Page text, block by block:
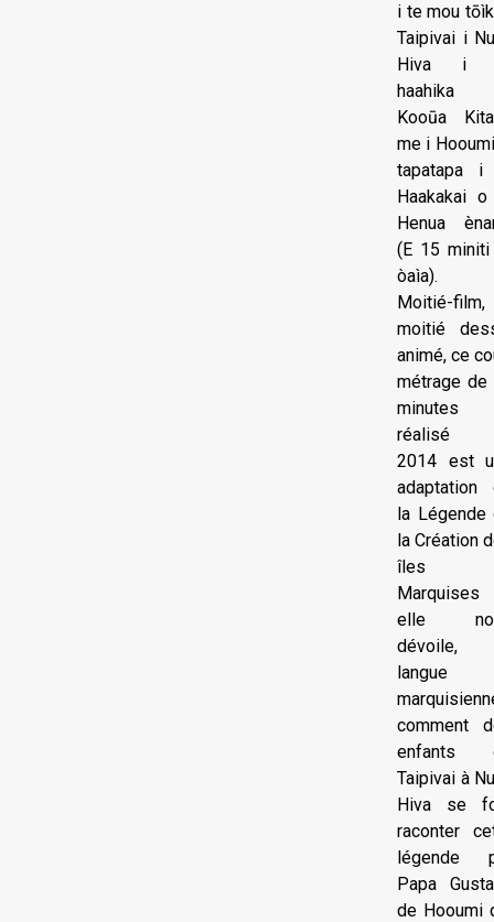
i te mou
Taipivai i
Hiva i
haahika
Kooūa
me i
tapatapa i
Haakakai
Henua
(E 15
òaìa).
Moitié-film,
moitié
animé, ce
métrage de
minutes
réalisé
2014 est
adaptation
la Légende
la Création
îles
elle
dévoile,
langue
comment
enfants
Taipivai à
Hiva se
raconter
légende
Papa
de Hooumi